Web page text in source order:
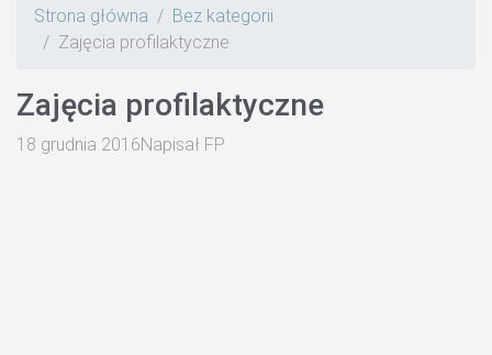
Strona główna
Bez kategorii
Zajęcia profilaktyczne
Zajęcia profilaktyczne
18 grudnia 2016Napisał FP